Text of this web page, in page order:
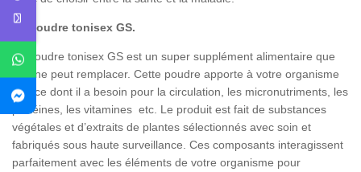
-la poudre tonisex GS.
La poudre tonisex GS est un super supplément alimentaire que
rien ne peut remplacer. Cette poudre apporte à votre organisme
tout ce dont il a besoin pour la circulation, les micronutriments, les
protéines, les vitamines etc. Le produit est fait de substances
végétales et d’extraits de plantes sélectionnés avec soin et
fabriqués sous haute surveillance. Ces composants interagissent
parfaitement avec les éléments de votre organisme pour